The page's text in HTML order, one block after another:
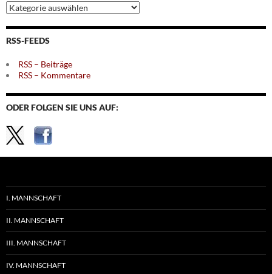
Archiv
nach
Themen
RSS-FEEDS
RSS – Beiträge
RSS – Kommentare
ODER FOLGEN SIE UNS AUF:
I. MANNSCHAFT
II. MANNSCHAFT
III. MANNSCHAFT
IV. MANNSCHAFT